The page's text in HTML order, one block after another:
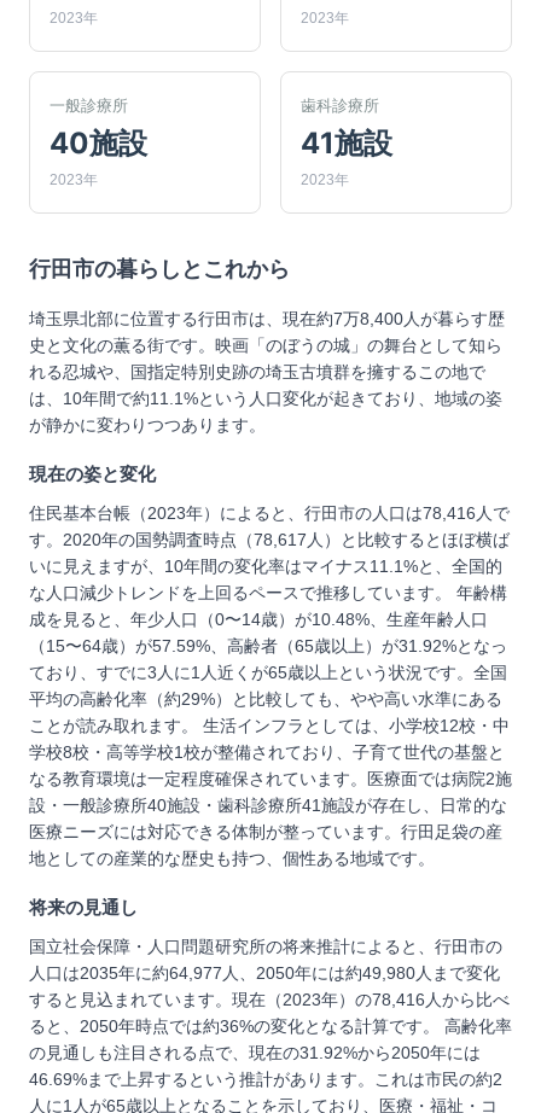
2023年 2023年
一般診療所
40施設
2023年
歯科診療所
41施設
2023年
行田市の暮らしとこれから
埼玉県北部に位置する行田市は、現在約7万8,400人が暮らす歴
史と文化の薫る街です。映画「のぼうの城」の舞台として知ら
れる忍城や、国指定特別史跡の埼玉古墳群を擁するこの地で
は、10年間で約11.1%という人口変化が起きており、地域の姿
が静かに変わりつつあります。
現在の姿と変化
住民基本台帳（2023年）によると、行田市の人口は78,416人で
す。2020年の国勢調査時点（78,617人）と比較するとほぼ横ば
いに見えますが、10年間の変化率はマイナス11.1%と、全国的
な人口減少トレンドを上回るペースで推移しています。 年齢構
成を見ると、年少人口（0〜14歳）が10.48%、生産年齢人口
（15〜64歳）が57.59%、高齢者（65歳以上）が31.92%となっ
ており、すでに3人に1人近くが65歳以上という状況です。全国
平均の高齢化率（約29%）と比較しても、やや高い水準にある
ことが読み取れます。 生活インフラとしては、小学校12校・中
学校8校・高等学校1校が整備されており、子育て世代の基盤と
なる教育環境は一定程度確保されています。医療面では病院2施
設・一般診療所40施設・歯科診療所41施設が存在し、日常的な
医療ニーズには対応できる体制が整っています。行田足袋の産
地としての産業的な歴史も持つ、個性ある地域です。
将来の見通し
国立社会保障・人口問題研究所の将来推計によると、行田市の
人口は2035年に約64,977人、2050年には約49,980人まで変化
すると見込まれています。現在（2023年）の78,416人から比べ
ると、2050年時点では約36%の変化となる計算です。 高齢化率
の見通しも注目される点で、現在の31.92%から2050年には
46.69%まで上昇するという推計があります。これは市民の約2
人に1人が65歳以上となることを示しており、医療・福祉・コ